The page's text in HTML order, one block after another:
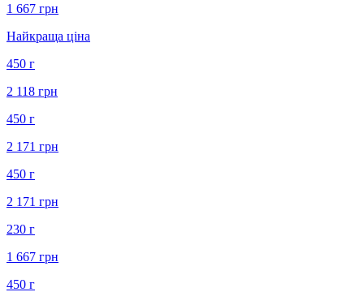
1 667 грн
Найкраща ціна
450 г
2 118 грн
450 г
2 171 грн
450 г
2 171 грн
230 г
1 667 грн
450 г